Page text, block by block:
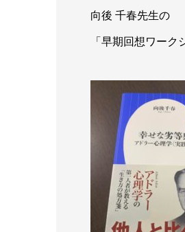
向後 千春先生の
「早期回想ワー